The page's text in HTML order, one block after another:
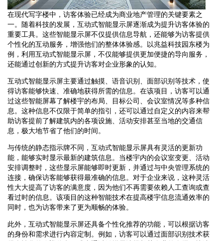
在现代写字楼中，访客体验已经成为商业地产管理的关键要素之
一。随着科技的发展，互动式智能显示屏逐渐成为提升访客体验的
重要工具。这些智能显示屏不仅提供信息导航，还能够为访客提供
个性化的互动服务，增强他们的整体体验感。以兆益科技园东楼为
例，利用互动式智能显示屏，不仅能够提供更加便捷的导向服务，
还能通过创新的方式提升访客对企业形象的认知。
互动式智能显示屏主要通过触摸、语音识别、面部识别等技术，使
得访客能够快速、准确地获得所需的信息。在该项目，访客可以通
过这些智能屏幕了解楼宇的布局、目标公司、会议室情况等多种信
息。这种信息不仅限于简单的指引，还可以通过自定义的内容来帮
助访客提前了解建筑内的各项设施、活动安排甚至当地的交通信
息，极大地节省了他们的时间。
与传统的静态指示牌不同，互动式智能显示屏具有灵活的更新功
能，能够实时显示最新的建筑信息。当楼宇内的会议室变更、活动
安排调整时，这些显示屏能够即时更新，并通过与中央管理系统的
连接，确保访客能够获得最准确的信息。对于企业来说，这种灵活
性大大提高了访客的满意度，因为他们不再需要依赖人工查询或查
看过时的信息。该项目的这种智能技术在提高楼宇信息流通效率的
同时，也为访客带来了更为顺畅的体验。
此外，互动式智能显示屏还具备个性化推荐的功能，可以根据访客
的身份和需求进行内容定制。例如，访客可以通过面部识别技术获